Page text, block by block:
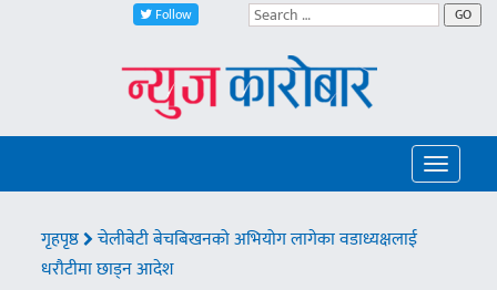
Follow GO
Toggle
गृहपृष्ठ
चेलीबेटी बेचबिखनको अभियोग लागेका वडाध्यक्षलाई
धरौटीमा छाड्न आदेश